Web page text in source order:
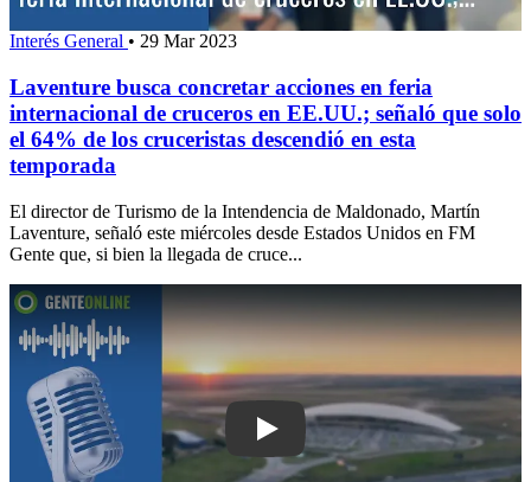
Interés General • 29 Mar 2023
Laventure busca concretar acciones en feria
internacional de cruceros en EE.UU.; señaló que solo
el 64% de los cruceristas descendió en esta
temporada
El director de Turismo de la Intendencia de Maldonado, Martín
Laventure, señaló este miércoles desde Estados Unidos en FM
Gente que, si bien la llegada de cruce...
Play: Uruguay apuesta que se